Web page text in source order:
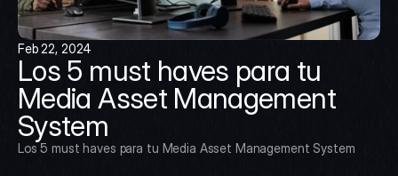
Feb 22, 2024
Los 5 must haves para tu
Media Asset Management
System
Los 5 must haves para tu Media Asset Management System